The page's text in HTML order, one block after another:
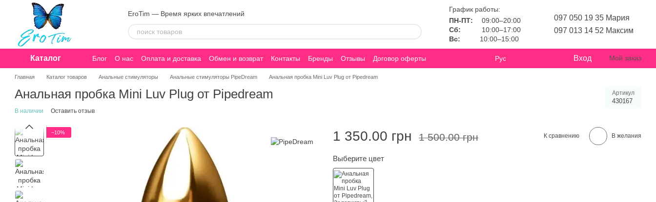
Перейти к основному контенту
EroTim — Время ярких впечатлений
График работы:
ПН-ПТ:
09:00–20:00
Сб:
10:00–17:00
Вс:
10:00–15:00
097 050 19 35 Мария
097 013 14 52 Максим
Каталог Блог О нас Оплата и доставка Обмен и возврат Контакты Бренды Отзывы
Договор оферты
Конфиденциальность
Рус Вход Мой заказ
Главная Каталог товаров Анальные стимуляторы Анальные стимуляторы PipeDream Анальная пробка Mini Luv Plug от Pipedream
Анальная пробка Mini Luv Plug от Pipedream Артикул
430167
В наличии Оставить отзыв
−10% 1 350.00 грн 1 500.00 грн К сравнению В желания
Выберите цвет